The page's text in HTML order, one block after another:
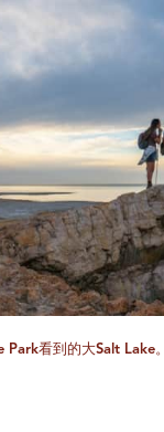
看到的大Salt Lake。